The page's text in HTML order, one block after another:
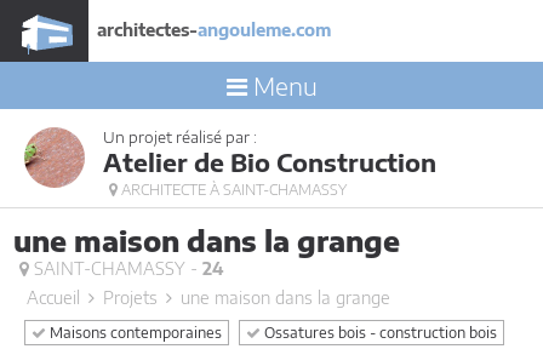
architectes-angouleme.com
Menu
Un projet réalisé par :
Atelier de Bio Construction
ARCHITECTE À SAINT-CHAMASSY
une maison dans la grange
SAINT-CHAMASSY - 24
Accueil
Projets une maison dans la grange
Maisons contemporaines
Ossatures bois - construction bois